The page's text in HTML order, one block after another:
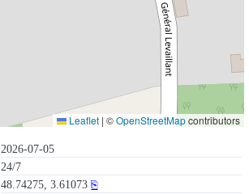
2026-07-05
24/7
48.74275, 3.61073 ⎘
Leaflet | ©OpenStreetMapcontributors